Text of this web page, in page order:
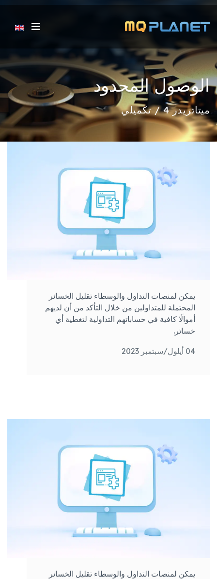
اختر لغتك
الوصول المحدود
ميتاتريدر 4 / تكميلي
04 أيلول/سبتمبر 2023
يمكن لمنصات التداول والوسطاء تقليل الخسائر
المحتملة للمتداولين من خلال التأكد من أن لديهم
أموالًا كافية في حساباتهم التداولية لتغطية أي
خسائر.
يمكن لمنصات التداول والوسطاء تقليل الخسائر